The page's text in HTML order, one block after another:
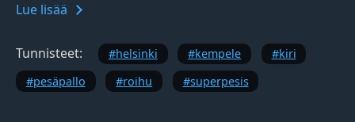
Lue lisää
Tunnisteet: helsinki kempele
kiri
pesäpallo
roihu superpesis